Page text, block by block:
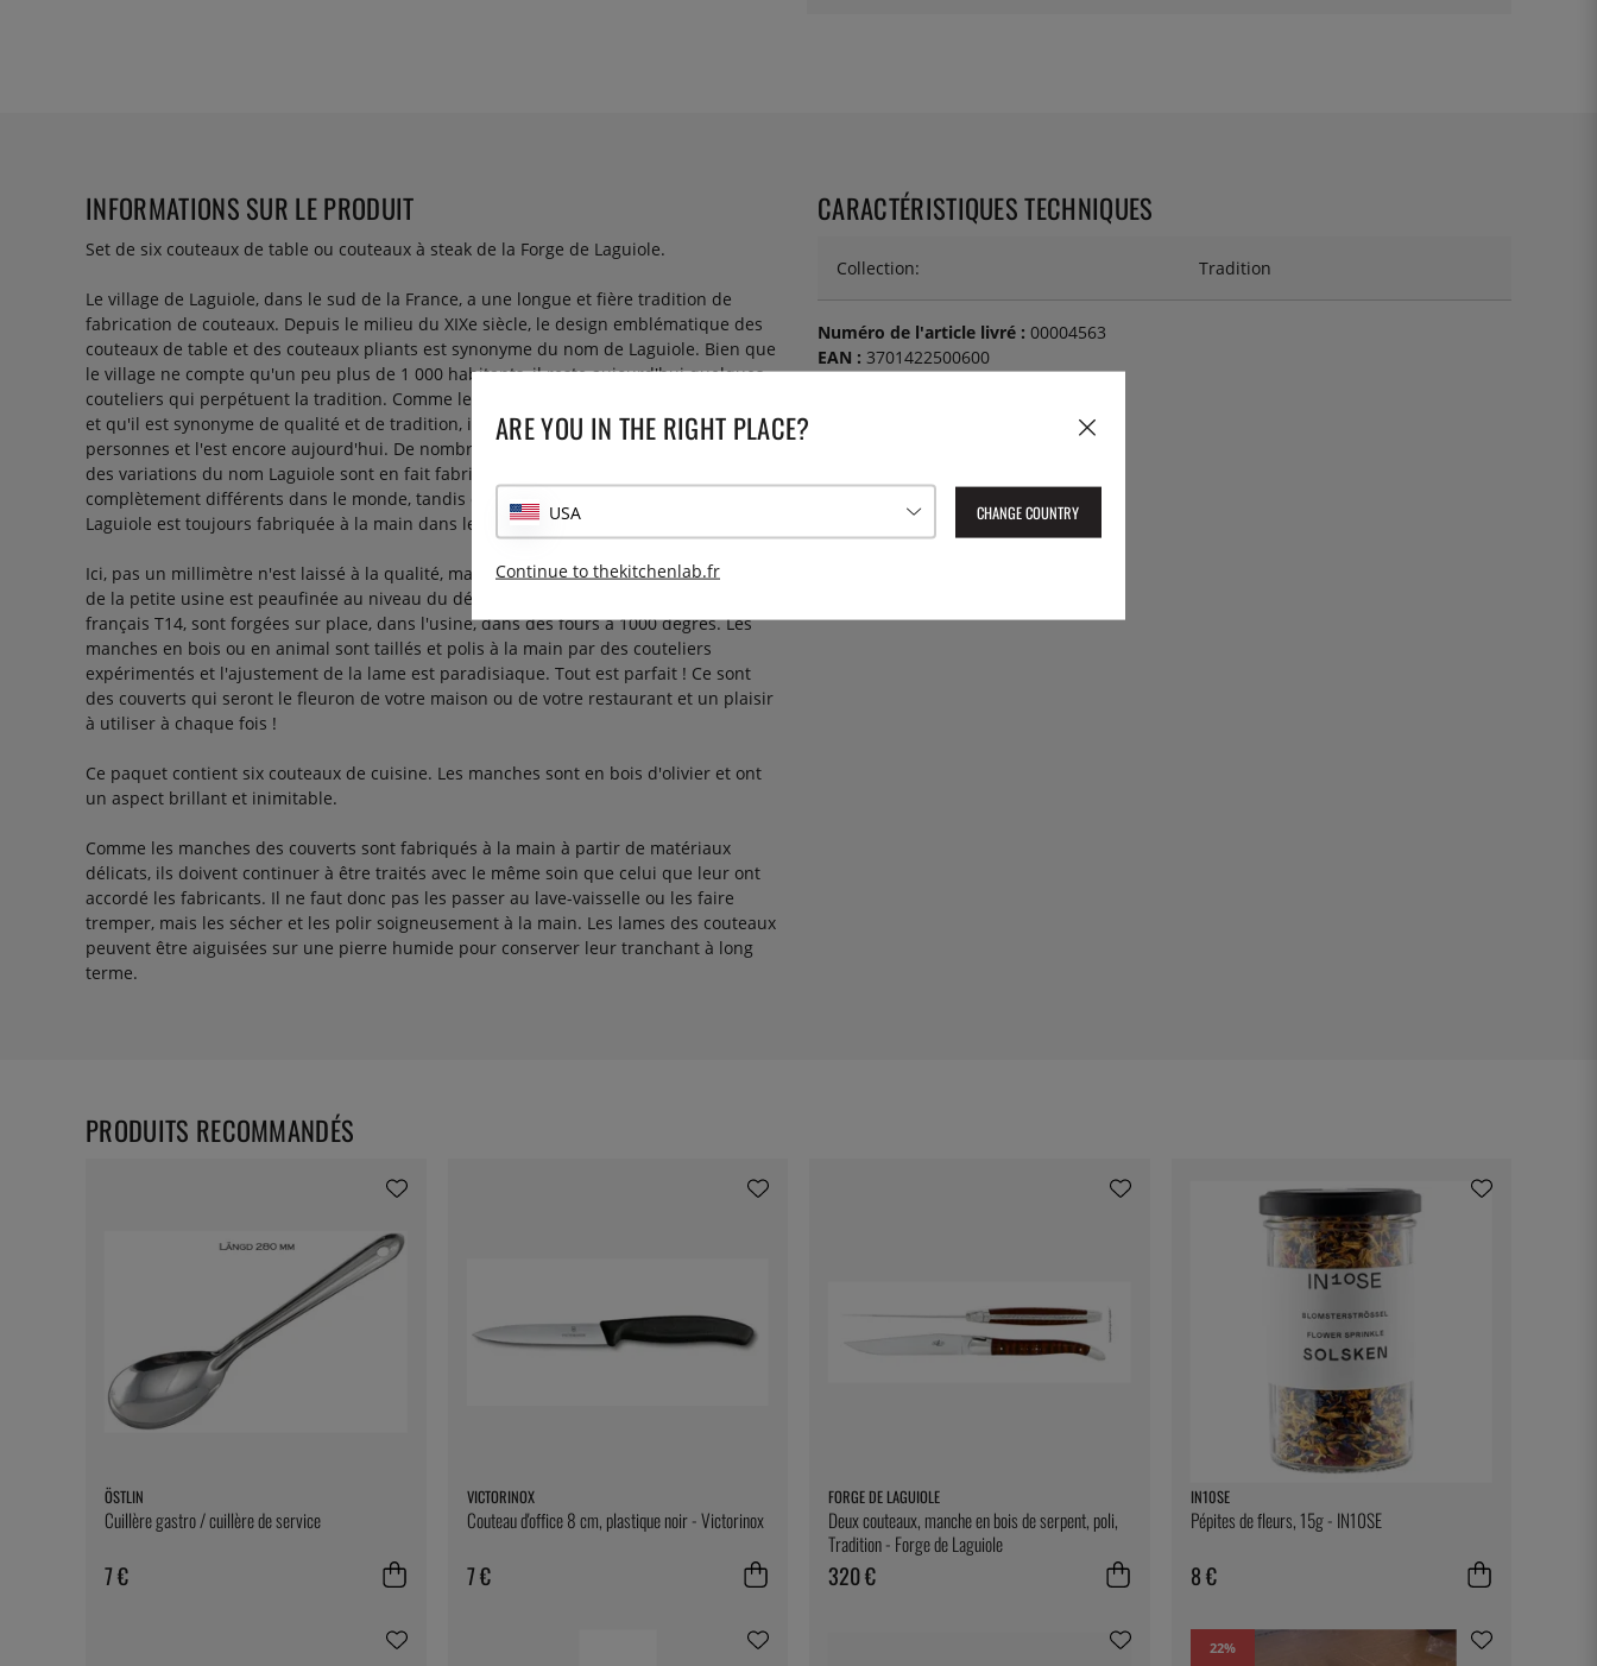
INFORMATIONS SUR LE PRODUIT
Set de six couteaux de table ou couteaux à steak de la Forge de Laguiole.
Le village de Laguiole, dans le sud de la France, a une longue et fière tradition de
fabrication de couteaux. Depuis le milieu du XIXe siècle, le design emblématique des
couteaux de table et des couteaux pliants est synonyme du nom de Laguiole. Bien que
le village ne compte qu'un peu plus de 1 000 habitants, il reste aujourd'hui quelques
couteliers qui perpétuent la tradition. Comme le nom n'est pas une marque déposée
et qu'il est synonyme de qualité et de tradition, il a été copié par de nombreuses
personnes et l'est encore aujourd'hui. De nombreuses pièces de coutellerie portant
des variations du nom Laguiole sont en fait fabriquées dans des endroits
complètement différents dans le monde, tandis que notre gamme de la Forge de
Laguiole est toujours fabriquée à la main dans le même village.
Ici, pas un millimètre n'est laissé à la qualité, mais chaque pièce de coutellerie qui sort
de la petite usine est peaufinée au niveau du détail. Les lames, en acier inoxydable
français T14, sont forgées sur place, dans l'usine, dans des fours à 1000 degrés. Les
manches en bois ou en animal sont taillés et polis à la main par des couteliers
expérimentés et l'ajustement de la lame est paradisiaque. Tout est parfait ! Ce sont
des couverts qui seront le fleuron de votre maison ou de votre restaurant et un plaisir
à utiliser à chaque fois !
Ce paquet contient six couteaux de cuisine. Les manches sont en bois d'olivier et ont
un aspect brillant et inimitable.
Comme les manches des couverts sont fabriqués à la main à partir de matériaux
délicats, ils doivent continuer à être traités avec le même soin que celui que leur ont
accordé les fabricants. Il ne faut donc pas les passer au lave-vaisselle ou les faire
tremper, mais les sécher et les polir soigneusement à la main. Les lames des couteaux
peuvent être aiguisées sur une pierre humide pour conserver leur tranchant à long
terme.
CARACTÉRISTIQUES TECHNIQUES
Collection: Tradition
Numéro de l'article livré : 00004563
EAN : 3701422500600
ÖSTLIN
Cuillère gastro / cuillère de service
7 €
VICTORINOX
Couteau d'office 8 cm, plastique noir - Victorinox
7 €
FORGE DE LAGUIOLE
Deux couteaux, manche en bois de serpent, poli,
Tradition - Forge de Laguiole
320 €
IN10SE
Pépites de fleurs, 15g - IN10SE
8 €
22%
PRODUITS RECOMMANDÉS
ARE YOU IN THE RIGHT PLACE?
USA CHANGE COUNTRY
Continue to thekitchenlab.fr